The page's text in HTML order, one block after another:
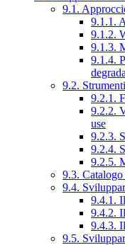
9.1.
9.1.1.
9.1.2.
9.1.3.
9.1.4.
9.2.
9.2.1.
9.2.2.
use
9.2.3.
9.2.4.
9.2.5.
9.3.
9.4.
9.4.1.
9.4.2.
9.4.3.
9.5.